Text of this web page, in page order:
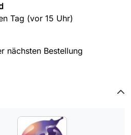
Tag (vor 15 Uhr)
nächsten Bestellung